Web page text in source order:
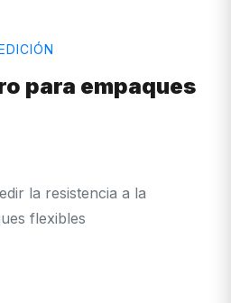
para empaques
la resistencia a la
flexibles